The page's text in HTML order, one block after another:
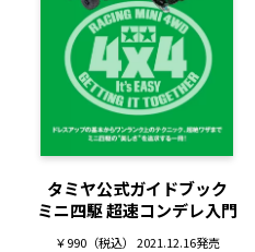
タミヤ公式ガイドブック
ミニ四駆 超速コンデレ入門
￥990（税込） 2021.12.16発売